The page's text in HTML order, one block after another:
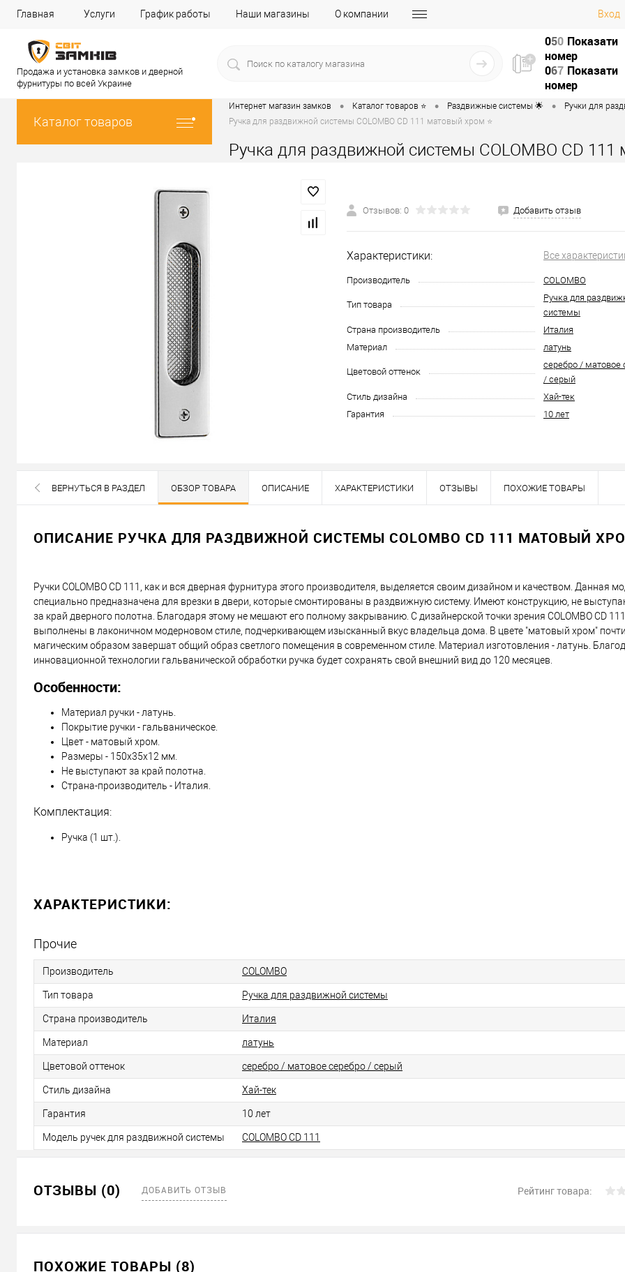
Главная Услуги График работы Наши магазины О компании Вход
Продажа и установка замков и дверной
фурнитуры по всей Украине
050 Показати
номер
067 Показати
номер
Каталог товаров
Интернет магазин замков • Каталог товаров ⭐ • Раздвижные системы 🌟 • Ручки для
Ручка для раздвижной системы COLOMBO CD 111 матовый хром ⭐
Ручка для раздвижной системы COLOMBO CD
Отзывов: 0 Добавить отзыв
Характеристики: Все
Производитель COLOMBO
Тип товара
Ручка для
системы
Страна производитель
Италия
Материал
латунь
Цветовой оттенок
серебро / матовое
/ серый
Стиль дизайна
Хай-тек
Гарантия
10 лет
В наличии
Наличие в розничных магазинах
1 675 грн.
Снизим
В корзину Купить в 1 клик
Можем установить этот товар. Подробности спрашивайте у менеджера.
Самовывоз
Минимальная сумма заказа 400 грн
Доставка наложенным платежом от 400 грн
ВЕРНУТЬСЯ В РАЗДЕЛ ОБЗОР ТОВАРА ОПИСАНИЕ ХАРАКТЕРИСТИКИ ОТЗЫВЫ ПОХОЖИЕ ТОВАРЫ
ОПИСАНИЕ РУЧКА ДЛЯ РАЗДВИЖНОЙ СИСТЕМЫ COLOMBO CD 111 МАТОВЫЙ
Ручки COLOMBO CD 111, как и вся дверная фурнитура этого производителя, выделяется своим дизайном и качеством. Данная
специально предназначена для врезки в двери, которые смонтированы в раздвижную систему. Имеют ​​конструкцию, не
за край дверного полотна. Благодаря этому не мешают его полному закрыванию. С дизайнерской точки зрения COLOMBO CD 111
выполнены в лаконичном модерновом стиле, подчеркивающем изысканный вкус владельца дома. В цвете "матовый хром" почти
магическим образом завершат общий образ светлого помещения в современном стиле. Материал изготовления - латунь.
инновационной технологии гальванической обработки ручка будет сохранять свой внешний вид до 120 месяцев.
Особенности:
Материал ручки - латунь.
Покрытие ручки - гальваническое.
Цвет - матовый хром.
Размеры - 150х35х12 мм.
Не выступают за край полотна.
Страна-производитель - Италия.
Комплектация:
Ручка (1 шт.).
ХАРАКТЕРИСТИКИ:
Прочие
Производитель COLOMBO
Тип товара Ручка для раздвижной системы
Страна производитель Италия
Материал латунь
Цветовой оттенок серебро / матовое серебро / серый
Стиль дизайна Хай-тек
Гарантия 10 лет
Модель ручек для раздвижной системы COLOMBO CD 111
ОТЗЫВЫ (0) ДОБАВИТЬ ОТЗЫВ Рейтинг товара:
ПОХОЖИЕ ТОВАРЫ (8)